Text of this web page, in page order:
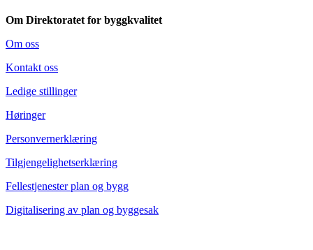
Om Direktoratet for byggkvalitet
Om oss
Kontakt oss
Ledige stillinger
Høringer
Personvernerklæring
Tilgjengelighetserklæring
Fellestjenester plan og bygg
Digitalisering av plan og byggesak